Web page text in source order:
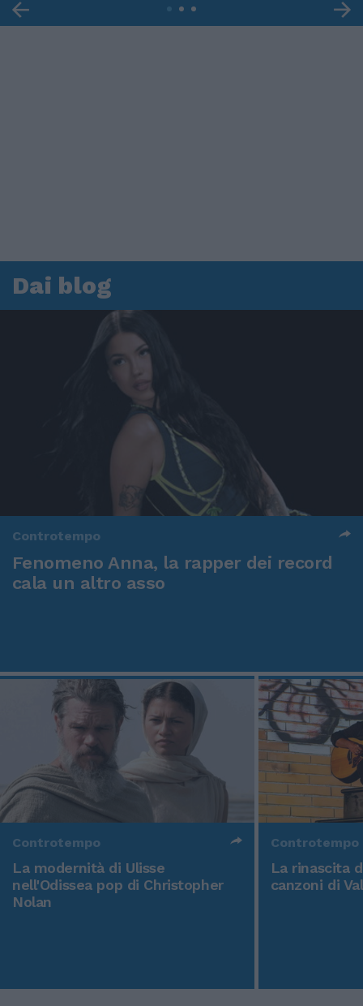
Dai blog
Controtempo
Fenomeno Anna, la rapper dei record
cala un altro asso
Controtempo
La modernità di Ulisse
nell'Odissea pop di Christopher
Nolan
Controtempo
La rinascita
canzoni di